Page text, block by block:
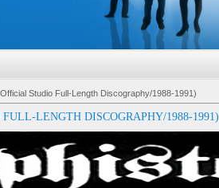
Studio Full-Length Discography/1988-1991)
LENGTH DISCOGRAPHY/1988-1991)